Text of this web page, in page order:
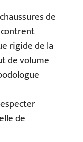
de
rigide de la
de volume
de